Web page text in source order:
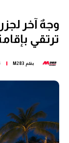
وجهٌ آخر
ترتقي
بقلم M283